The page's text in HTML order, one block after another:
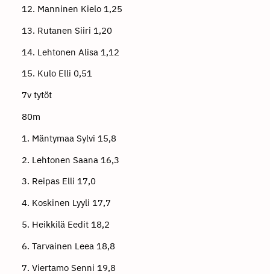
12. Manninen Kielo 1,25
13. Rutanen Siiri 1,20
14. Lehtonen Alisa 1,12
15. Kulo Elli 0,51
7v tytöt
80m
1. Mäntymaa Sylvi 15,8
2. Lehtonen Saana 16,3
3. Reipas Elli 17,0
4. Koskinen Lyyli 17,7
5. Heikkilä Eedit 18,2
6. Tarvainen Leea 18,8
7. Viertamo Senni 19,8